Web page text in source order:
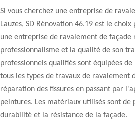
Si vous cherchez une entreprise de
Lauzes, SD Rénovation 46.19 est le
une entreprise de ravalement de façade
professionnalisme et la qualité de son
professionnels qualifiés sont équipées
tous les types de travaux de ravalement
réparation des fissures en passant par
peintures. Les matériaux utilisés sont
durabilité et la résistance de la façade.